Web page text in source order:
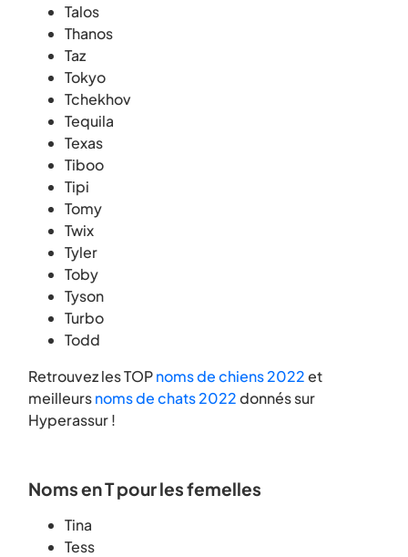
Talos
Thanos
Taz
Tokyo
Tchekhov
Tequila
Texas
Tiboo
Tipi
Tomy
Twix
Tyler
Toby
Tyson
Turbo
Todd
Retrouvez les TOPnoms de chiens 2022et
meilleursnoms de chats 2022donnés sur
Hyperassur !
Noms en T pour les femelles
Tina
Tess